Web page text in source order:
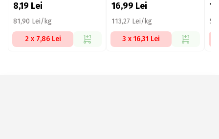
8,19 Lei
81,90 Lei/kg
2 x 7,86 Lei
16,99 Lei
113,27 Lei/kg
3 x 16,31 Lei